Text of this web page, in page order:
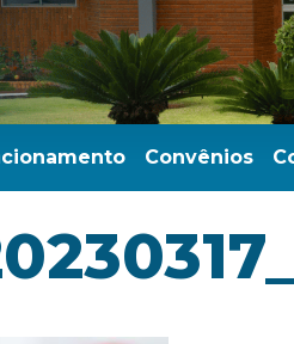
Convênios